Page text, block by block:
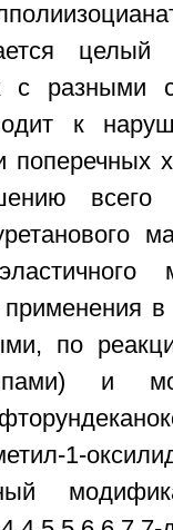
целый
с разными
к
поперечных
всего
по
и
1-